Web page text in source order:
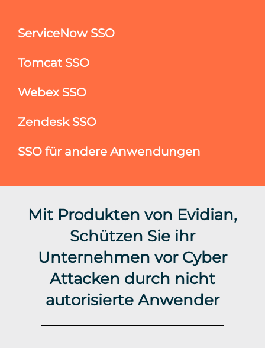
ServiceNow SSO
Tomcat SSO
Webex SSO
Zendesk SSO
SSO für andere Anwendungen
Mit Produkten von Evidian,
Schützen Sie ihr
Unternehmen vor Cyber
Attacken durch nicht
autorisierte Anwender